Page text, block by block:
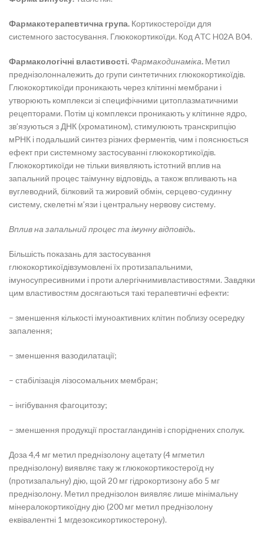
Фармакотерапевтична група. Кортикостероїди для
системного застосування. Глюкокортикоїди. Код ATC H02A B04.
Фармакологічні властивості. Фармакодинаміка. Метил
преднізолонналежить до групи синтетичних глюкокортикоїдів.
Глюкокортикоїди проникають через клітинні мембрани і
утворюють комплекси зі специфічними цитоплазматичними
рецепторами. Потім ці комплекси проникають у клітинне ядро,
зв’язуються з ДНК (хроматином), стимулюють транскрипцію
мРНК і подальший синтез різних ферментів, чим і пояснюється
ефект при системному застосуванні глюкокортикоїдів.
Глюкокортикоїди не тільки виявляють істотний вплив на
запальний процес таімунну відповідь, а також впливають на
вуглеводний, білковий та жировий обмін, серцево-судинну
систему, скелетні м’язи і центральну нервову систему.
Вплив на запальний процес та імунну відповідь.
Більшість показань для застосування
глюкокортикоїдівзумовлені їх протизапальними,
імуносупресивними і проти алергічнимивластивостями. Завдяки
цим властивостям досягаються такі терапевтичні ефекти:
– зменшення кількості імуноактивних клітин поблизу осередку
запалення;
– зменшення вазодилатації;
– стабілізація лізосомальних мембран;
– інгібування фагоцитозу;
– зменшення продукції простагландинів і споріднених сполук.
Доза 4,4 мг метил преднізолону ацетату (4 мгметил
преднізолону) виявляє таку ж глюкокортикостероїд ну
(протизапальну) дію, щой 20 мг гідрокортизону або 5 мг
преднізолону. Метил преднізолон виявляє лише мінімальну
мінералокортикоїдну дію (200 мг метил преднізолону
еквівалентні 1 мгдезоксикортикостерону).